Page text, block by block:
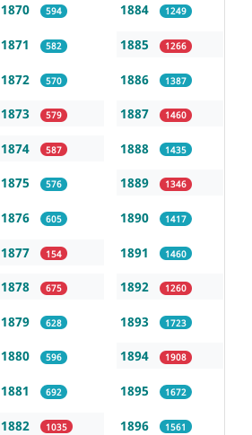
1870 594
1871 582
1872 570
1873 579
1874 587
1875 576
1876 605
1877 154
1878 675
1879 628
1880 596
1881 692
1882 1035
1884 1249
1885 1266
1886 1387
1887 1460
1888 1435
1889 1346
1890 1417
1891 1460
1892 1260
1893 1723
1894 1908
1895 1672
1896 1561